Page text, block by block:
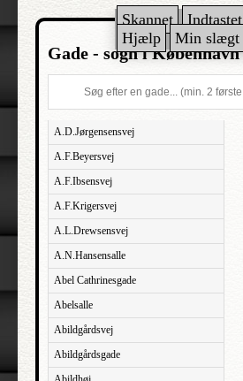
Skannet Indtastet
Hjælp
Min slægt
Gade - sogn i København
A.D.Jørgensensvej
A.F.Beyersvej
A.F.Ibsensvej
A.F.Krigersvej
A.L.Drewsensvej
A.N.Hansensalle
Abel Cathrinesgade
Abelsalle
Abildgårdsvej
Abildgårdsgade